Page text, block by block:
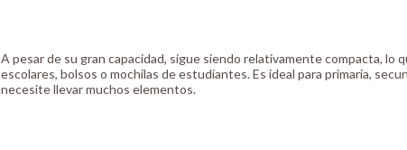
A pesar de su gran capacidad, sigue siendo relativamente compacta,
escolares, bolsos o mochilas de estudiantes. Es ideal para primaria,
necesite llevar muchos elementos.